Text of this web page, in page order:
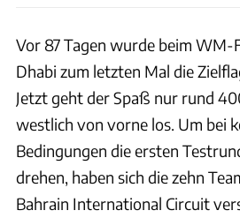
Vor 87 Tagen wurde beim WM-
Dhabi zum letzten Mal die
Jetzt geht der Spaß nur rund
westlich von vorne los. Um bei
Bedingungen die ersten
drehen, haben sich die zehn
Bahrain International Circuit